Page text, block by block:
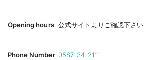
Opening hours 公式サイトよりご確認下さい
Phone Number 0587-34-2111